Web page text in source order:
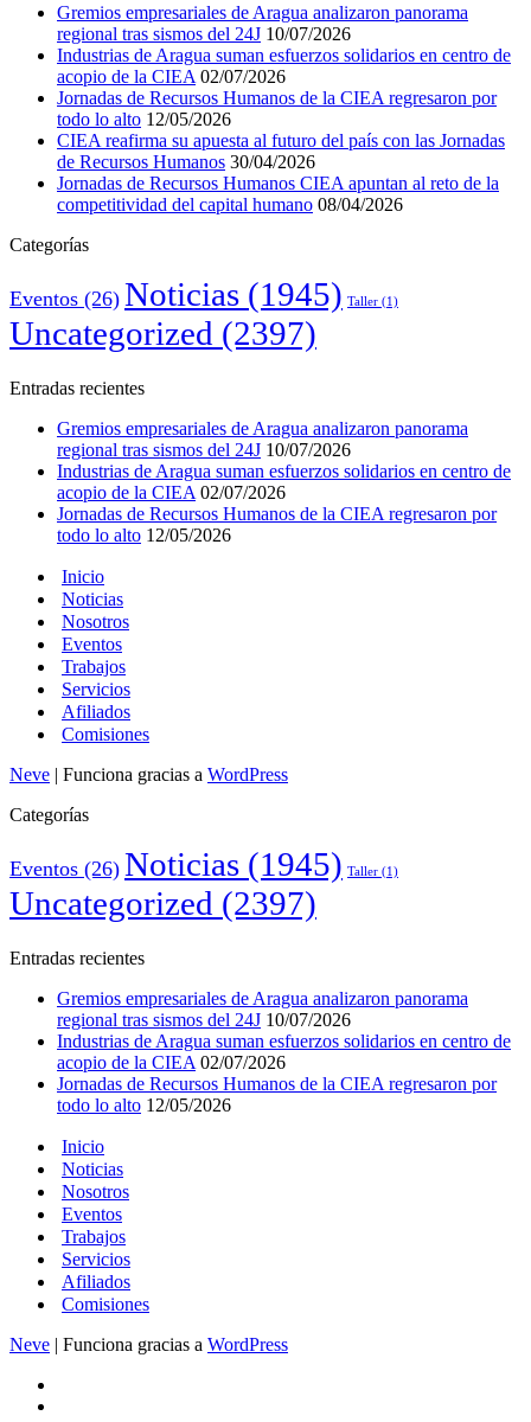
Gremios empresariales de Aragua analizaron panorama
regional tras sismos del 24J 10/07/2026
Industrias de Aragua suman esfuerzos solidarios en centro de
acopio de la CIEA 02/07/2026
Jornadas de Recursos Humanos de la CIEA regresaron por
todo lo alto 12/05/2026
CIEA reafirma su apuesta al futuro del país con las Jornadas
de Recursos Humanos 30/04/2026
Jornadas de Recursos Humanos CIEA apuntan al reto de la
competitividad del capital humano 08/04/2026
Categorías
Eventos (26) Noticias (1945) Taller (1)
Uncategorized (2397)
Entradas recientes
Gremios empresariales de Aragua analizaron panorama
regional tras sismos del 24J 10/07/2026
Industrias de Aragua suman esfuerzos solidarios en centro de
acopio de la CIEA 02/07/2026
Jornadas de Recursos Humanos de la CIEA regresaron por
todo lo alto 12/05/2026
Inicio
Noticias
Nosotros
Eventos
Trabajos
Servicios
Afiliados
Comisiones
Neve | Funciona gracias a WordPress
Categorías
Eventos (26) Noticias (1945) Taller (1)
Uncategorized (2397)
Entradas recientes
Gremios empresariales de Aragua analizaron panorama
regional tras sismos del 24J 10/07/2026
Industrias de Aragua suman esfuerzos solidarios en centro de
acopio de la CIEA 02/07/2026
Jornadas de Recursos Humanos de la CIEA regresaron por
todo lo alto 12/05/2026
Inicio
Noticias
Nosotros
Eventos
Trabajos
Servicios
Afiliados
Comisiones
Neve | Funciona gracias a WordPress